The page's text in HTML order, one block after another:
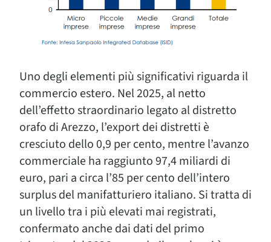
Uno degli elementi più significativi riguarda il
commercio estero. Nel 2025, al netto
dell’effetto straordinario legato al distretto
orafo di Arezzo, l’export dei distretti è
cresciuto dello 0,9 per cento, mentre l’avanzo
commerciale ha raggiunto 97,4 miliardi di
euro, pari a circa l’85 per cento dell’intero
surplus del manifatturiero italiano. Si tratta di
un livello tra i più elevati mai registrati,
confermato anche dai dati del primo